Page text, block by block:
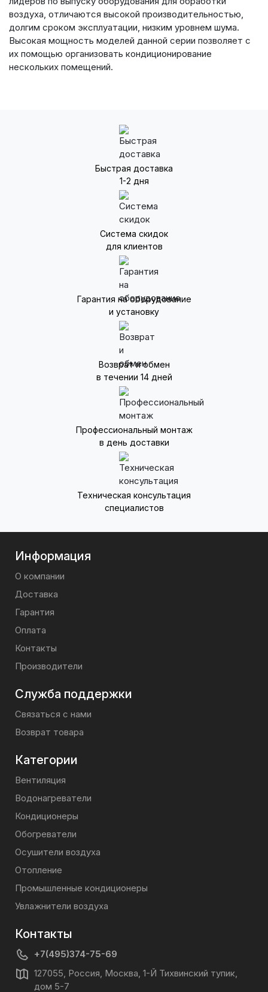
воздуха, отличаются высокой производительностью,
долгим сроком эксплуатации, низким уровнем шума.
Высокая мощность моделей данной серии позволяет с
их помощью организовать кондиционирование
нескольких помещений.
Быстрая доставка
1-2 дня
Система скидок
для клиентов
Гарантия на оборудование
и установку
Возврат и обмен
в течении 14 дней
Профессиональный монтаж
в день доставки
Техническая консультация
специалистов
Информация
О компании
Доставка
Гарантия
Оплата
Контакты
Производители
Служба поддержки
Связаться с нами
Возврат товара
Категории
Вентиляция
Водонагреватели
Кондиционеры
Обогреватели
Осушители воздуха
Отопление
Промышленные кондиционеры
Увлажнители воздуха
Контакты
+7(495)374-75-69
127055, Россия, Москва, 1-Й Тихвинский тупик,
дом 5-7